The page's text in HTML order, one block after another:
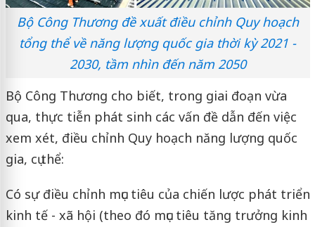
Bộ Công Thương đề xuất điều chỉnh Quy hoạch
tổng thể về năng lượng quốc gia thời kỳ 2021 -
2030, tầm nhìn đến năm 2050
Bộ Công Thương cho biết, trong giai đoạn vừa
qua, thực tiễn phát sinh các vấn đề dẫn đến việc
xem xét, điều chỉnh Quy hoạch năng lượng quốc
gia, cụ thể:
Có sự điều chỉnh mục tiêu của chiến lược phát triển
kinh tế - xã hội (theo đó mục tiêu tăng trưởng kinh